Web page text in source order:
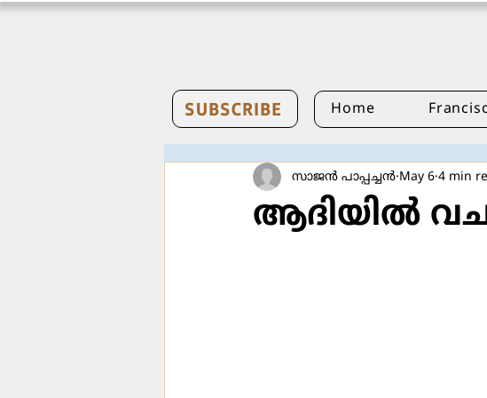
SUBSCRIBE Home
ആദിയില്‍
സാജന്‍ പാപ്പച്ചന്‍ May 6 4 min